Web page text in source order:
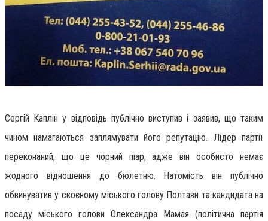
Сергій Каплін у відповідь публічно виступив і заявив, що таким
чином намагаються заплямувати його репутацію. Лідер партії
переконаний, що це чорний піар, адже він особисто немає
жодного відношення до бюлетню. Натомість він публічно
обвинуватив у скоєному міського голову Полтави та кандидата на
посаду міського голови Олександра Мамая (політична партія